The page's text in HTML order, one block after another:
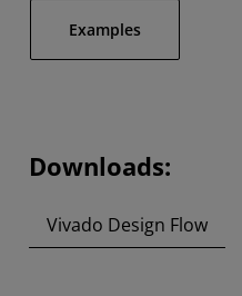
Examples
Downloads:
Vivado Design Flow